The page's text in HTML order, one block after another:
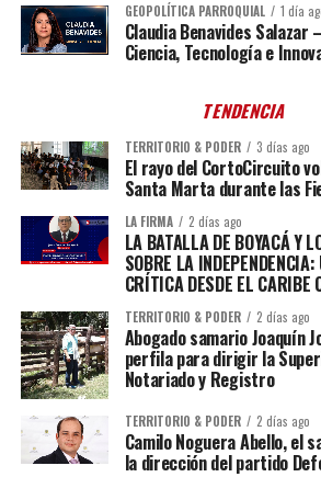
GEOPOLÍTICA PARROQUIAL 1 día
Claudia Benavides
Ciencia, Tecnología e
TENDENCIA
TERRITORIO & PODER 3 días ago
El rayo del CortoCircuito
Santa Marta durante las
LA FIRMA 2 días ago
LA BATALLA DE BOYACÁ Y
SOBRE LA
CRÍTICA DESDE EL CARIBE
TERRITORIO & PODER 2 días ago
Abogado samario Joaquín
perfila para dirigir la
Notariado y Registro
TERRITORIO & PODER 2 días ago
Camilo Noguera Abello, el
la dirección del partido